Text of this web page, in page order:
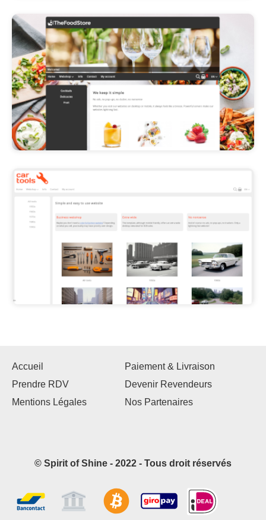
Accueil
Paiement & Livraison
Prendre RDV
Devenir Revendeurs
Mentions Légales
Nos Partenaires
© Spirit of Shine - 2022 - Tous droit réservés